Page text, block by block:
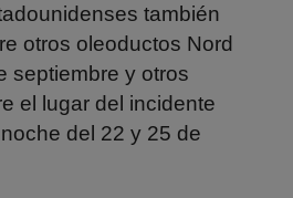
también
otros oleoductos Nord
septiembre y otros
el lugar del incidente
del 22 y 25 de